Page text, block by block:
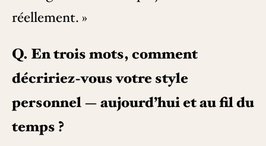
réellement. »
Q. En trois mots, comment
décririez-vous votre style
personnel — aujourd’hui et au fil du
temps ?